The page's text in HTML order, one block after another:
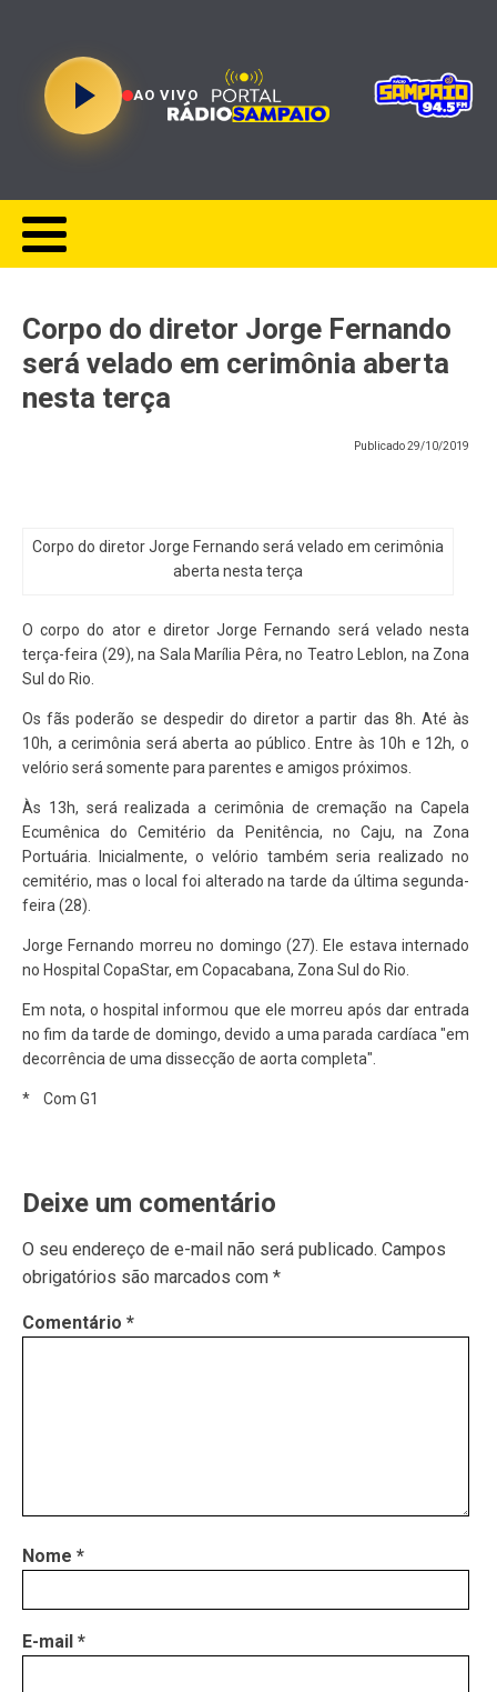
AO VIVO
Corpo do diretor Jorge Fernando
será velado em cerimônia aberta
nesta terça
Publicado29/10/2019
Corpo do diretor Jorge Fernando será velado em cerimônia
aberta nesta terça
O corpo do ator e diretor Jorge Fernando será velado nesta
terça-feira (29), na Sala Marília Pêra, no Teatro Leblon, na Zona
Sul do Rio.
Os fãs poderão se despedir do diretor a partir das 8h. Até às
10h, a cerimônia será aberta ao público. Entre às 10h e 12h, o
velório será somente para parentes e amigos próximos.
Às 13h, será realizada a cerimônia de cremação na Capela
Ecumênica do Cemitério da Penitência, no Caju, na Zona
Portuária. Inicialmente, o velório também seria realizado no
cemitério, mas o local foi alterado na tarde da última segunda-
feira (28).
Jorge Fernando morreu no domingo (27). Ele estava internado
no Hospital CopaStar, em Copacabana, Zona Sul do Rio.
Em nota, o hospital informou que ele morreu após dar entrada
no fim da tarde de domingo, devido a uma parada cardíaca "em
decorrência de uma dissecção de aorta completa".
* Com G1
Deixe um comentário
O seu endereço de e-mail não será publicado. Campos
obrigatórios são marcados com *
Comentário *
Nome *
E-mail *